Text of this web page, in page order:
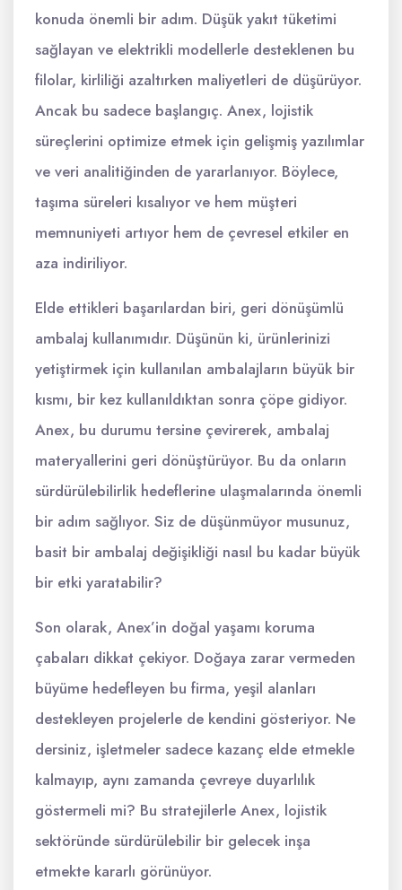
konuda önemli bir adım. Düşük yakıt tüketimi
sağlayan ve elektrikli modellerle desteklenen bu
filolar, kirliliği azaltırken maliyetleri de düşürüyor.
Ancak bu sadece başlangıç. Anex, lojistik
süreçlerini optimize etmek için gelişmiş yazılımlar
ve veri analitiğinden de yararlanıyor. Böylece,
taşıma süreleri kısalıyor ve hem müşteri
memnuniyeti artıyor hem de çevresel etkiler en
aza indiriliyor.
Elde ettikleri başarılardan biri, geri dönüşümlü
ambalaj kullanımıdır. Düşünün ki, ürünlerinizi
yetiştirmek için kullanılan ambalajların büyük bir
kısmı, bir kez kullanıldıktan sonra çöpe gidiyor.
Anex, bu durumu tersine çevirerek, ambalaj
materyallerini geri dönüştürüyor. Bu da onların
sürdürülebilirlik hedeflerine ulaşmalarında önemli
bir adım sağlıyor. Siz de düşünmüyor musunuz,
basit bir ambalaj değişikliği nasıl bu kadar büyük
bir etki yaratabilir?
Son olarak, Anex’in doğal yaşamı koruma
çabaları dikkat çekiyor. Doğaya zarar vermeden
büyüme hedefleyen bu firma, yeşil alanları
destekleyen projelerle de kendini gösteriyor. Ne
dersiniz, işletmeler sadece kazanç elde etmekle
kalmayıp, aynı zamanda çevreye duyarlılık
göstermeli mi? Bu stratejilerle Anex, lojistik
sektöründe sürdürülebilir bir gelecek inşa
etmekte kararlı görünüyor.